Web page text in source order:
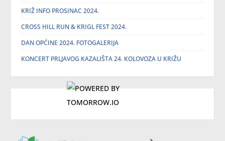
KRIŽ INFO PROSINAC 2024.
CROSS HILL RUN & KRIGL FEST 2024.
DAN OPĆINE 2024. FOTOGALERIJA
KONCERT PRLJAVOG KAZALIŠTA 24. KOLOVOZA U KRIŽU